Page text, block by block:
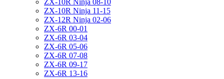
ZX-10R Ninja 08-10
ZX-10R Ninja 11-15
ZX-12R Ninja 02-06
ZX-6R 00-01
ZX-6R 03-04
ZX-6R 05-06
ZX-6R 07-08
ZX-6R 09-17
ZX-6R 13-16